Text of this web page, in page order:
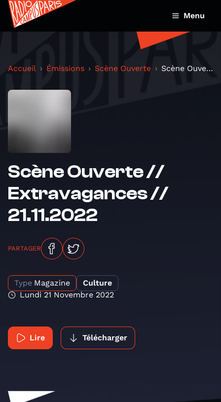
Menu
Accueil Émissions Scène Ouverte Scène Ouverte // Extravagances // 21.11.2022
Scène Ouverte //
Extravagances //
21.11.2022
PARTAGER
Type Magazine
Culture
Lundi 21 Novembre 2022
Lire Télécharger